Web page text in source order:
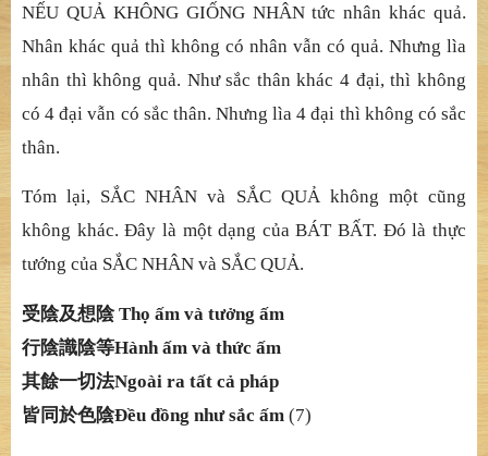
NẾU QUẢ KHÔNG GIỐNG NHÂN tức nhân khác quả.
Nhân khác quả thì không có nhân vẫn có quả. Nhưng lìa
nhân thì không quả. Như sắc thân khác 4 đại, thì không
có 4đại vẫn có sắc thân. Nhưng lìa 4 đại thì không có sắc
thân.
Tóm lại, SẮC NHÂN và SẮC QUẢkhông một cũng
không khác.Đây là một dạng của BÁT BẤT. Đó là thực
tướng của SẮC NHÂN và SẮC QUẢ.
受陰及想陰 Thọ ấm và tưởng ấm
行陰識陰等Hành ấm và thức ấm
其餘一切法Ngoài ra tất cả pháp
皆同於色陰Đều đồng như sắc ấm (7)